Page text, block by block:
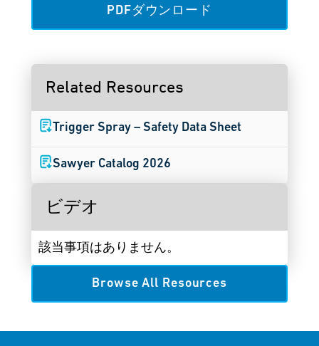
PDFダウンロード
Related Resources
Trigger Spray – Safety Data Sheet
Sawyer Catalog 2026
ビデオ
該当事項はありません。
Browse All Resources